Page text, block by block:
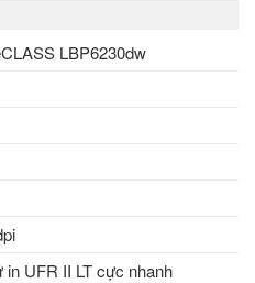
LBP6230dw
in UFR II LT cực nhanh